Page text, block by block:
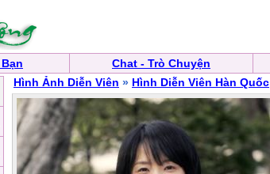
Chat - Trò Chuyện
Hình Ảnh Diễn Viên » Hình Diễn Viên Hàn Quốc